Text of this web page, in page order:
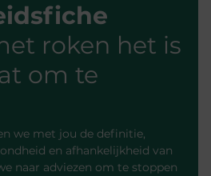
roken het is
om te
we met jou de definitie,
en afhankelijkheid van
naar adviezen om te stoppen